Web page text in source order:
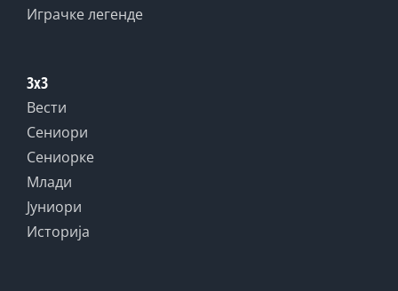
Играчке легенде
3x3
Вести
Сениори
Сениорке
Млади
Јуниори
Историја